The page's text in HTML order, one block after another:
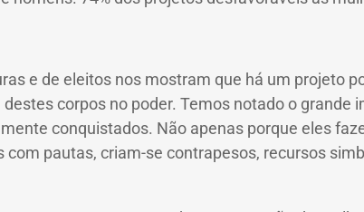
e de eleitos nos mostram que há um projeto
corpos no poder. Temos notado o grande
conquistados. Não apenas porque eles
pautas, criam-se contrapesos, recursos